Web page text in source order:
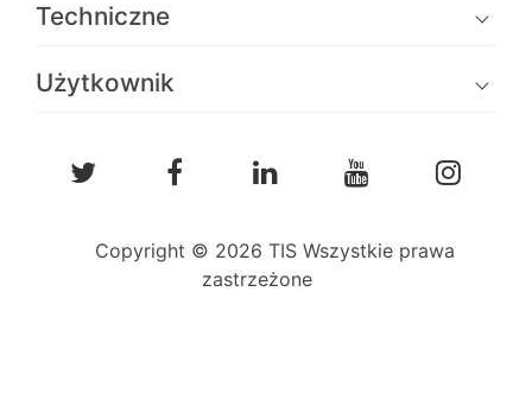
Techniczne
Użytkownik
Copyright © 2026 TIS Wszystkie prawa
zastrzeżone